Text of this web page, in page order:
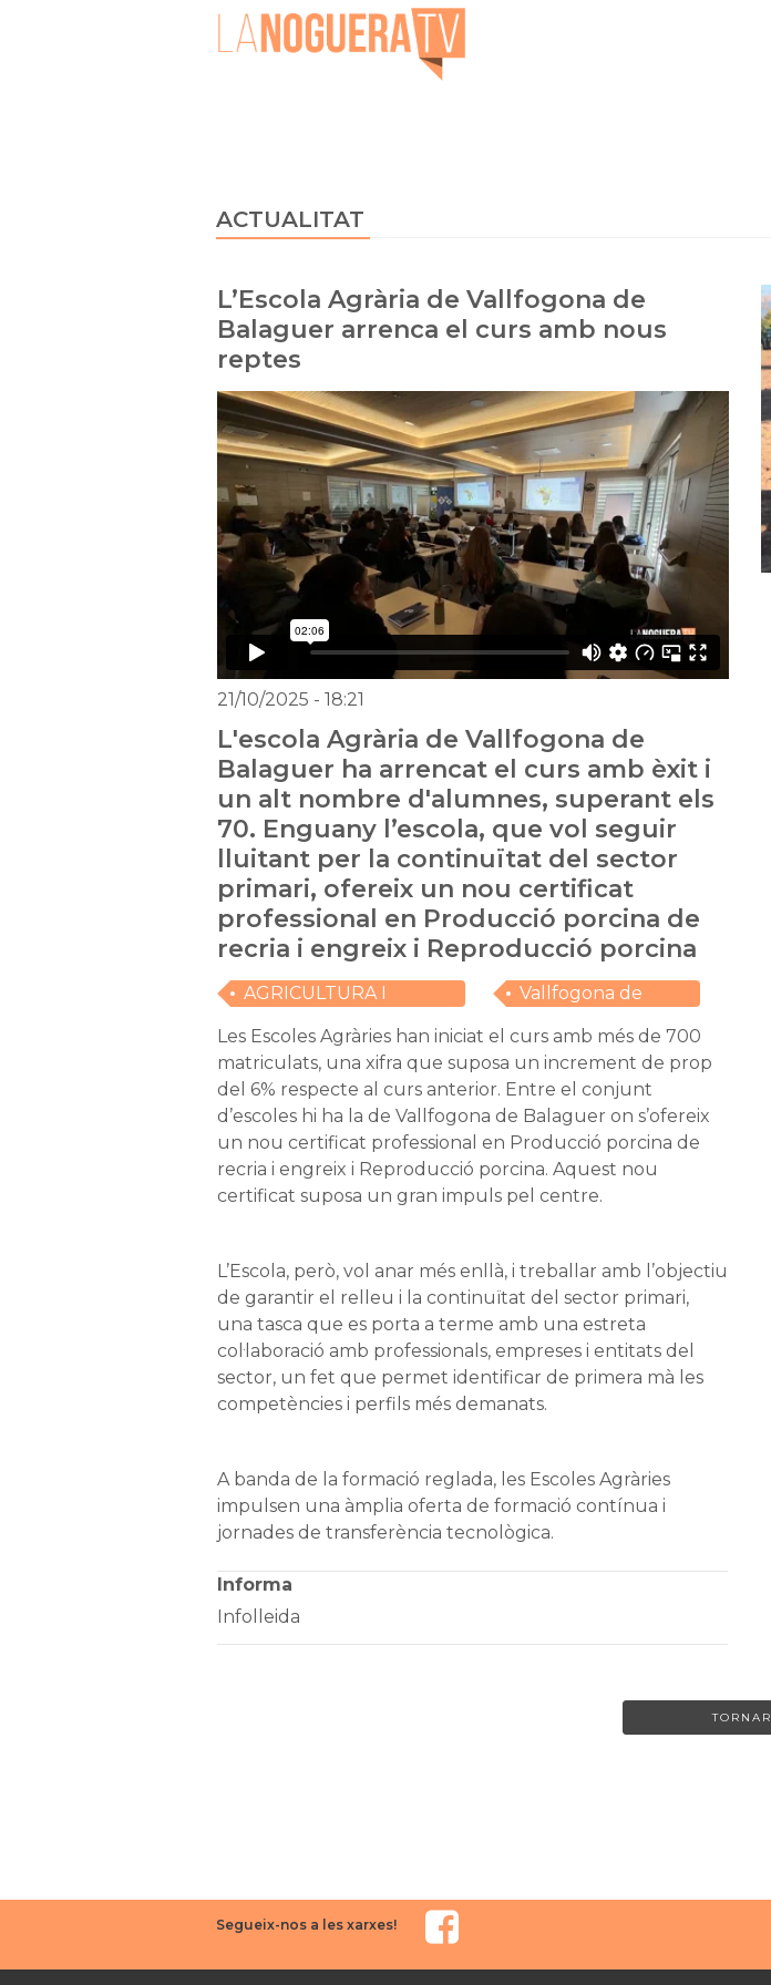
ACTUALITAT
L’Escola Agrària de Vallfogona de
Balaguer arrenca el curs amb nous
reptes
21/10/2025 - 18:21
L'escola Agrària de Vallfogona de
Balaguer ha arrencat el curs amb èxit i
un alt nombre d'alumnes, superant els
70. Enguany l’escola, que vol seguir
lluitant per la continuïtat del sector
primari, ofereix un nou certificat
professional en Producció porcina de
recria i engreix i Reproducció porcina
AGRICULTURA I
Vallfogona de
Les Escoles Agràries han iniciat el curs amb més de 700
matriculats, una xifra que suposa un increment de prop
del 6% respecte al curs anterior. Entre el conjunt
d’escoles hi ha la de Vallfogona de Balaguer on s’ofereix
un nou certificat professional en Producció porcina de
recria i engreix i Reproducció porcina. Aquest nou
certificat suposa un gran impuls pel centre.
L’Escola, però, vol anar més enllà, i treballar amb l’objectiu
de garantir el relleu i la continuïtat del sector primari,
una tasca que es porta a terme amb una estreta
col·laboració amb professionals, empreses i entitats del
sector, un fet que permet identificar de primera mà les
competències i perfils més demanats.
A banda de la formació reglada, les Escoles Agràries
impulsen una àmplia oferta de formació contínua i
jornades de transferència tecnològica.
Informa
Infolleida
TORNAR
Segueix-nos a les xarxes!